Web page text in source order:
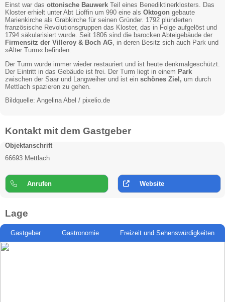
Einst war das ottonische Bauwerk Teil eines Benediktinerklosters. Das
Kloster erhielt unter Abt Lioffin um 990 eine als Oktogon gebaute
Marienkirche als Grabkirche für seinen Gründer. 1792 plünderten
französische Revolutionsgruppen das Kloster, das in Folge aufgelöst und
1794 säkularisiert wurde. Seit 1806 sind die barocken Abteigebäude der
Firmensitz der Villeroy & Boch AG , in deren Besitz sich auch Park und
»Alter Turm« befinden.
Der Turm wurde immer wieder restauriert und ist heute denkmalgeschützt.
Der Eintritt in das Gebäude ist frei. Der Turm liegt in einem Park
zwischen der Saar und Langweiher und ist ein schönes Ziel, um durch
Mettlach spazieren zu gehen.
Bildquelle: Angelina Abel / pixelio.de
Kontakt mit dem Gastgeber
Objektanschrift
66693 Mettlach
Anrufen Website
Lage
Gastgeber Gastronomie Freizeit und Sehenswürdigkeiten